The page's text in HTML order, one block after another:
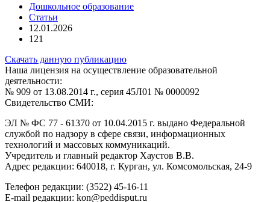
Дошкольное образование
Статьи
12.01.2026
121
Скачать данную публикацию
Наша лицензия на осуществление образовательной
деятельности:
№ 909 от 13.08.2014 г., серия 45Л01 № 0000092
Свидетельство СМИ:
ЭЛ № ФС 77 - 61370 от 10.04.2015 г. выдано Федеральной
службой по надзору в сфере связи, информационных
технологий и массовых коммуникаций.
Учредитель и главный редактор Хаустов В.В.
Адрес редакции: 640018, г. Курган, ул. Комсомольская, 24-9
Телефон редакции: (3522) 45-16-11
E-mail редакции: kon@peddisput.ru